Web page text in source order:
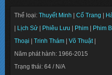
Thể loại: Thuyết Minh Cổ Trang
Lịch Sử Phiêu Lưu Phim Phim
Thoại
Trinh Thám Võ Thuật
Năm phát hành: 1966-2015
Trạng thái: 64 / N/A